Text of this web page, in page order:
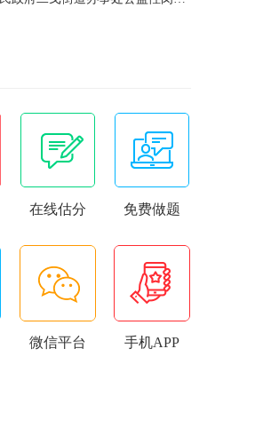
在线估分 免费做题
微信平台 手机APP